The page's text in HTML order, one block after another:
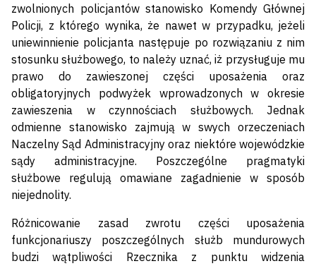
zwolnionych policjantów stanowisko Komendy Głównej
Policji, z którego wynika, że nawet w przypadku, jeżeli
uniewinnienie policjanta następuje po rozwiązaniu z nim
stosunku służbowego, to należy uznać, iż przysługuje mu
prawo do zawieszonej części uposażenia oraz
obligatoryjnych podwyżek wprowadzonych w okresie
zawieszenia w czynnościach służbowych. Jednak
odmienne stanowisko zajmują w swych orzeczeniach
Naczelny Sąd Administracyjny oraz niektóre wojewódzkie
sądy administracyjne. Poszczególne pragmatyki
służbowe regulują omawiane zagadnienie w sposób
niejednolity.
Różnicowanie zasad zwrotu części uposażenia
funkcjonariuszy poszczególnych służb mundurowych
budzi wątpliwości Rzecznika z punktu widzenia